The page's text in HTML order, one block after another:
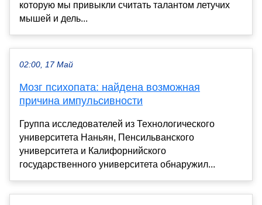
которую мы привыкли считать талантом летучих
мышей и дель...
02:00, 17 Май
Мозг психопата: найдена возможная
причина импульсивности
Группа исследователей из Технологического
университета Наньян, Пенсильванского
университета и Калифорнийского
государственного университета обнаружил...